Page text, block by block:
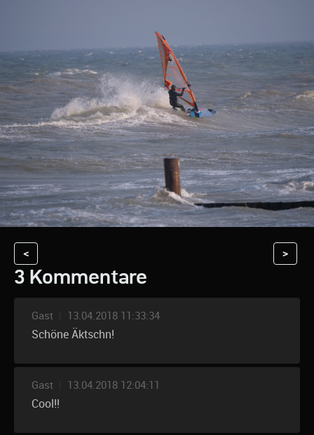
< >
3 Kommentare
Gast 13.04.2018 11:33:34
Schöne Äktschn!
Gast 13.04.2018 12:04:11
Cool!!